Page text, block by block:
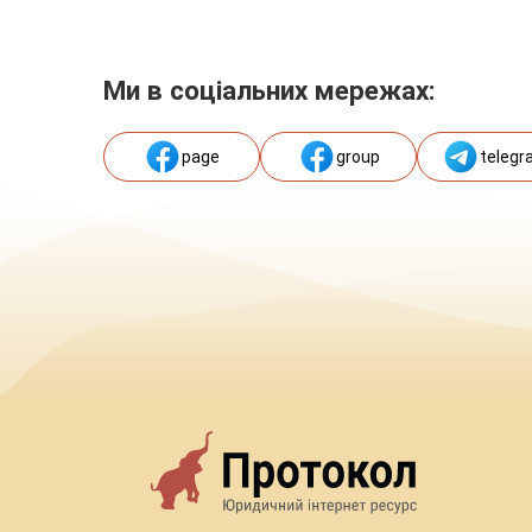
Ми в соціальних мережах:
page group